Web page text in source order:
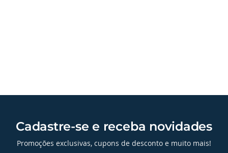
Cadastre-se e receba novidades
Promoções exclusivas, cupons de desconto e muito mais!